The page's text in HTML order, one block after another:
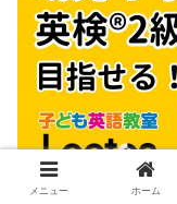
メニュー ホーム